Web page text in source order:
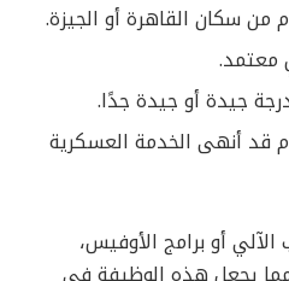
سكان القاهرة أو الجيزة.
معتمد.
جيدة أو جيدة جدًا.
قد أنهى الخدمة العسكرية
أو برامج الأوفيس،